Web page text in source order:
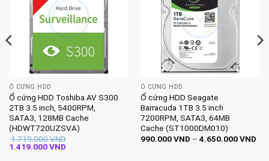
Ổ CỨNG HDD
Ổ cứng HDD Toshiba AV S300
2TB 3.5 inch, 5400RPM,
SATA3, 128MB Cache
(HDWT720UZSVA)
1.719.000VND
Giá
1.419.000VNDGiá
Ổ CỨNG HDD
Ổ cứng HDD Seagate
Barracuda 1TB 3.5 inch
7200RPM, SATA3, 64MB
Cache (ST1000DM010)
990.000VND – 4.650.000VND